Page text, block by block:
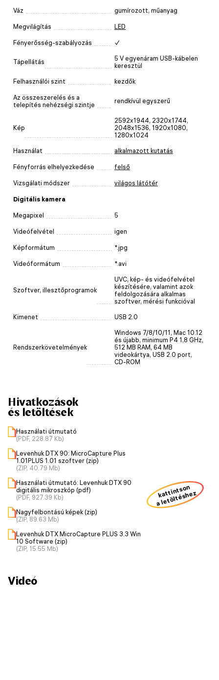
Váz gumírozott, műanyag
Megvilágítás LED
Fényerősség-szabályozás ✓
Tápellátás
5 V egyenáram USB-kábelen
keresztül
Felhasználói szint kezdők
Az összeszerelés és a
telepítés nehézségi szintje
rendkívül egyszerű
Kép
2592x1944, 2320x1744,
2048x1536, 1920x1080,
1280x1024
Használat alkalmazott kutatás
Fényforrás elhelyezkedése felső
Vizsgálati módszer világos látótér
Digitális kamera
Megapixel 5
Videófelvétel igen
Képformátum *.jpg
Videóformátum *.avi
Szoftver, illesztőprogramok
UVC, kép- és videófelvétel
készítésére, valamint azok
feldolgozására alkalmas
szoftver, mérési funkcióval
Kimenet USB 2.0
Rendszerkövetelmények
Windows 7/8/10/11, Mac 10.12
és újabb, minimum P4 1,8 GHz,
512 MB RAM, 64 MB
videokártya, USB 2.0 port,
CD-ROM
Hivatkozások
és letöltések
Használati útmutató
(PDF, 228.87 Kb)
Levenhuk DTX 90: MicroCapture Plus
1.01PLUS 1.01 szoftver (zip)
(ZIP, 40.79 Mb)
Használati útmutató: Levenhuk DTX 90
digitális mikroszkóp (pdf)
(PDF, 927.39 Kb)
Nagyfelbontású képek (zip)
(ZIP, 89.63 Mb)
Levenhuk DTX MicroCapture PLUS 3.3 Win
10 Software (zip)
(ZIP, 15.55 Mb)
kattintson
a letöltéshez
Videó